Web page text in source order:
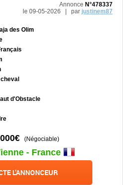
Annonce N°478337
le 09-05-2026 | par justinem87
des Olim
d'Obstacle
(Négociable)
- France
L'ANNONCEUR